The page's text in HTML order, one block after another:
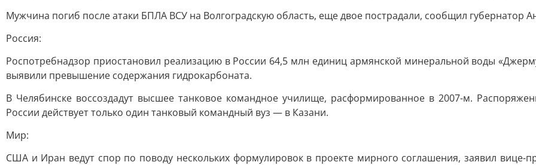
Мужчина погиб после атаки БПЛА ВСУ на Волгоградскую область, еще двое пострадали, сообщил губернатор
Россия:
Роспотребнадзор приостановил реализацию в России 64,5 млн единиц армянской минеральной воды
выявили превышение содержания гидрокарбоната.
В Челябинске воссоздадут высшее танковое командное училище, расформированное в 2007-м.
России действует только один танковый командный вуз — в Казани.
Мир:
США и Иран ведут спор по поводу нескольких формулировок в проекте мирного соглашения, заявил